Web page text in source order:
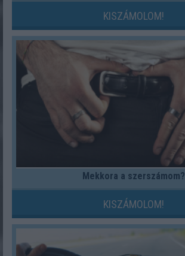
KISZÁMOLOM!
Mekkora a szerszámom?
KISZÁMOLOM!